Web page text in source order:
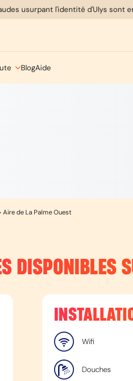
usurpant l'identité d'Ulys sont
BlogAide
Aire de La Palme Ouest
DISPONIBLES
Wifi
Douches